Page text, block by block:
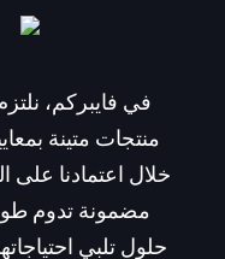
في فايبركم، نلتزم
منتجات متينة
خلال اعتمادنا على
مضمونة تدوم
حلول تلبي